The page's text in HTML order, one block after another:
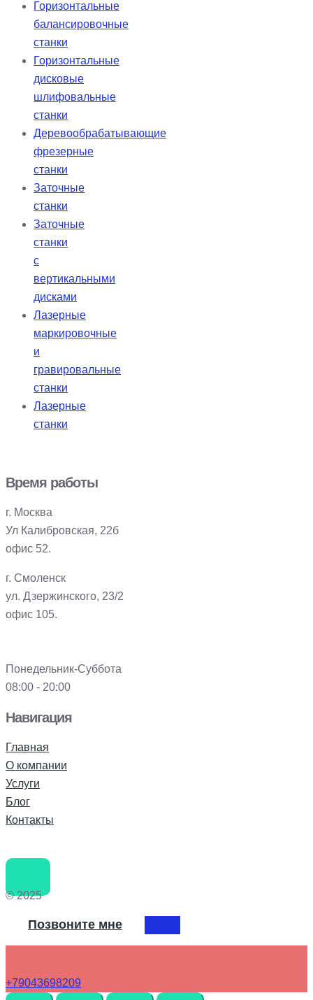
Горизонтальные
балансировочные
станки
Горизонтальные
дисковые
шлифовальные
станки
Деревообрабатывающие
фрезерные
станки
Заточные
станки
Заточные
станки
с
вертикальными
дисками
Лазерные
маркировочные
и
гравировальные
станки
Лазерные
станки
Время работы
г. Москва
Ул Калибровская, 22б
офис 52.
г. Смоленск
ул. Дзержинского, 23/2
офис 105.
Понедельник-Суббота
08:00 - 20:00
Навигация
Главная
О компании
Услуги
Блог
Контакты
© 2025
Позвоните мне
+79043698209